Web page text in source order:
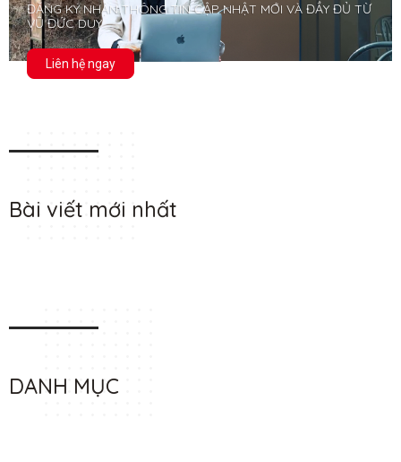
ĐĂNG KÝ NHẬN THÔNG TIN CẬP NHẬT MỚI VÀ ĐẦY ĐỦ TỪ
VŨ ĐỨC DUY
Liên hệ ngay
Bài viết mới nhất
DANH MỤC